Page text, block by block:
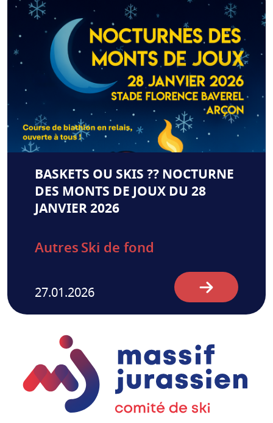
BASKETS OU SKIS ?? NOCTURNE
DES MONTS DE JOUX DU 28
JANVIER 2026
Autres Ski de fond
27.01.2026